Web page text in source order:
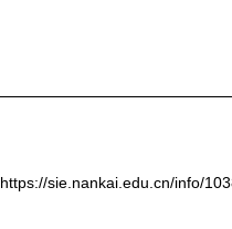
https://sie.nankai.edu.cn/info/